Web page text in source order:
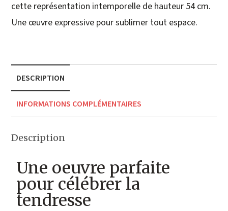
cette représentation intemporelle de hauteur 54 cm.
Une œuvre expressive pour sublimer tout espace.
DESCRIPTION
INFORMATIONS COMPLÉMENTAIRES
Description
Une oeuvre parfaite
pour célébrer la
tendresse